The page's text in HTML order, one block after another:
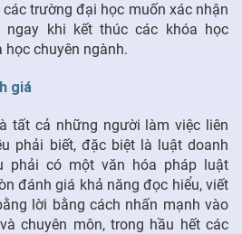
trường đại học muốn xác nhận
ngay khi kết thúc các khóa học
chuyên ngành.
giá
tất cả những người làm việc liên
phải biết, đặc biệt là luật doanh
phải có một văn hóa pháp luật
đánh giá khả năng đọc hiểu, viết
lời bằng cách nhấn mạnh vào
chuyên môn, trong hầu hết các